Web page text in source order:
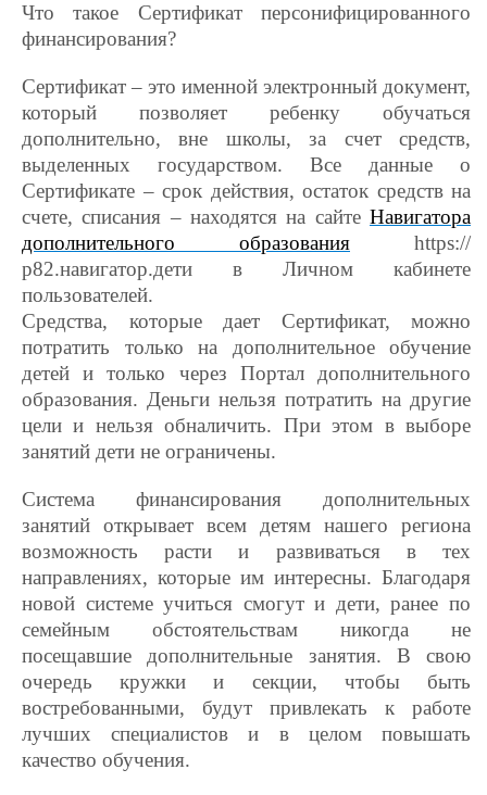
Что такое Сертификат персонифицированного
финансирования?
Сертификат – это именной электронный документ,
который позволяет ребенку обучаться
дополнительно, вне школы, за счет средств,
выделенных государством. Все данные о
Сертификате – срок действия, остаток средств на
счете, списания – находятся на сайте Навигатора
дополнительного образования https://
р82.навигатор.дети в Личном кабинете
пользователей.
Средства, которые дает Сертификат, можно
потратить только на дополнительное обучение
детей и только через Портал дополнительного
образования. Деньги нельзя потратить на другие
цели и нельзя обналичить. При этом в выборе
занятий дети не ограничены.
Система финансирования дополнительных
занятий открывает всем детям нашего региона
возможность расти и развиваться в тех
направлениях, которые им интересны. Благодаря
новой системе учиться смогут и дети, ранее по
семейным обстоятельствам никогда не
посещавшие дополнительные занятия. В свою
очередь кружки и секции, чтобы быть
востребованными, будут привлекать к работе
лучших специалистов и в целом повышать
качество обучения.